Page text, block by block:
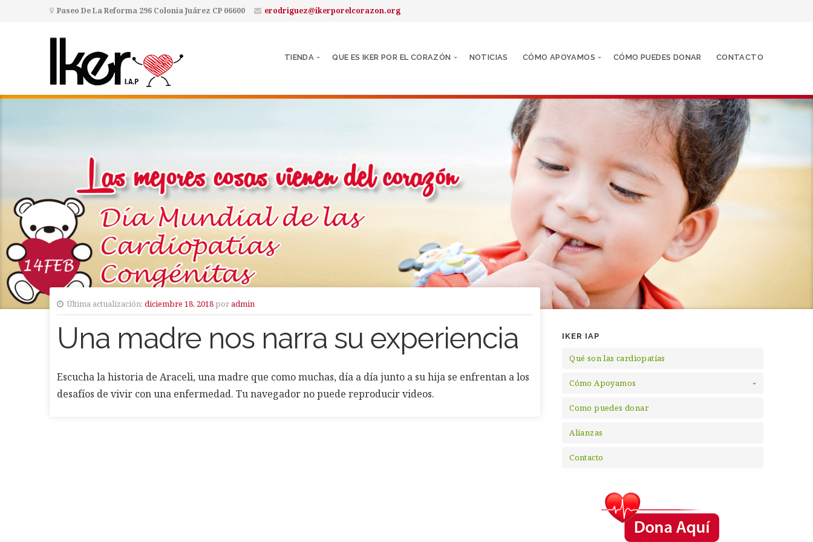
Paseo De La Reforma 296 Colonia Juárez CP 06600 erodriguez@ikerporelcorazon.org
TIENDA QUE ES IKER POR EL CORAZÓN NOTICIAS CÓMO APOYAMOS CÓMO PUEDES DONAR CONTACTO
Última actualización: diciembre 18, 2018poradmin
Una madre nos narra su experiencia
Escucha la historia de Araceli, una madre que como muchas, día a día junto a su hija se enfrentan a los
desafíos de vivir con una enfermedad. Tu navegador no puede reproducir videos.
IKER IAP
Qué son las cardiopatías
Cómo Apoyamos
Como puedes donar
Alianzas
Contacto